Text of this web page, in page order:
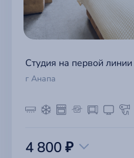
Студия на первой линии
г Анапа
4 800 ₽